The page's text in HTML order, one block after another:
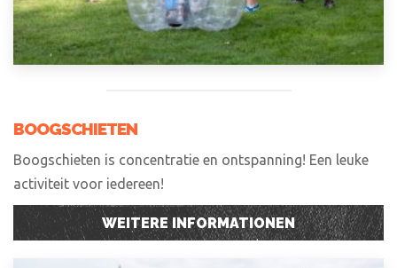
BOOGSCHIETEN
Boogschieten is concentratie en ontspanning! Een leuke
activiteit voor iedereen!
WEITERE INFORMATIONEN